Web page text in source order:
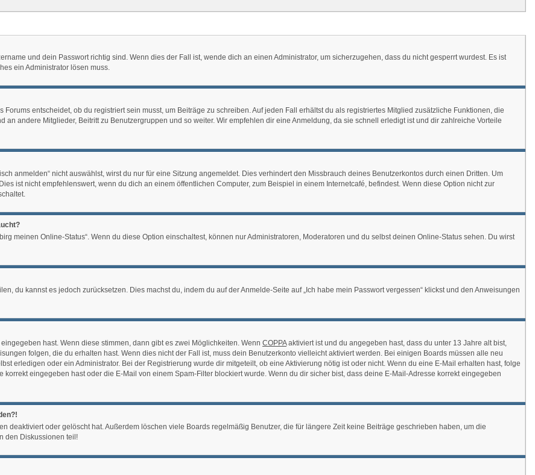
und dein Passwort richtig sind. Wenn dies der Fall ist, wende dich an einen Administrator, um sicherzugehen, dass du nicht gesperrt wurdest. Es ist
ein Administrator lösen muss.
entscheidet, ob du registriert sein musst, um Beiträge zu schreiben. Auf jeden Fall erhältst du als registriertes Mitglied zusätzliche Funktionen, die
an andere Mitglieder, Beitritt zu Benutzergruppen und so weiter. Wir empfehlen dir eine Anmeldung, da sie schnell erledigt ist und dir zahlreiche Vorteile
anmelden“ nicht auswählst, wirst du nur für eine Sitzung angemeldet. Dies verhindert den Missbrauch deines Benutzerkontos durch einen Dritten. Um
ist nicht empfehlenswert, wenn du dich an einem öffentlichen Computer, zum Beispiel in einem Internetcafé, befindest. Wenn diese Option nicht zur
meinen Online-Status“. Wenn du diese Option einschaltest, können nur Administratoren, Moderatoren und du selbst deinen Online-Status sehen. Du wirst
du kannst es jedoch zurücksetzen. Dies machst du, indem du auf der Anmelde-Seite auf „Ich habe mein Passwort vergessen“ klickst und den Anweisungen
hast. Wenn diese stimmen, dann gibt es zwei Möglichkeiten. Wenn COPPAaktiviert ist und du angegeben hast, dass du unter 13 Jahre alt bist,
folgen, die du erhalten hast. Wenn dies nicht der Fall ist, muss dein Benutzerkonto vielleicht aktiviert werden. Bei einigen Boards müssen alle neu
erledigen oder ein Administrator. Bei der Registrierung wurde dir mitgeteilt, ob eine Aktivierung nötig ist oder nicht. Wenn du eine E-Mail erhalten hast, folge
eingegeben hast oder die E-Mail von einem Spam-Filter blockiert wurde. Wenn du dir sicher bist, dass deine E-Mail-Adresse korrekt eingegeben
deaktiviert oder gelöscht hat. Außerdem löschen viele Boards regelmäßig Benutzer, die für längere Zeit keine Beiträge geschrieben haben, um die
den Diskussionen teil!